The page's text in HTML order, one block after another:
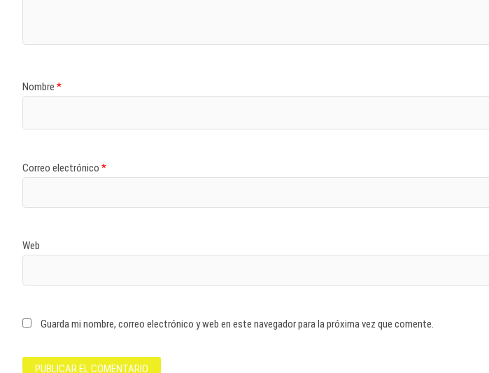
Nombre *
Correo electrónico *
Web
Guarda mi nombre, correo electrónico y web en este navegador para la próxima vez que comente.